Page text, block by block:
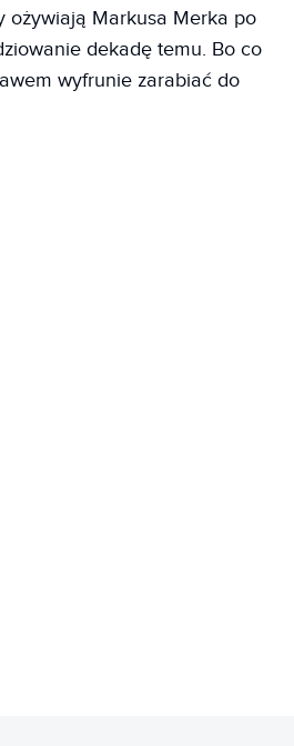
ożywiają Markusa Merka po
dekadę temu. Bo co
wyfrunie zarabiać do